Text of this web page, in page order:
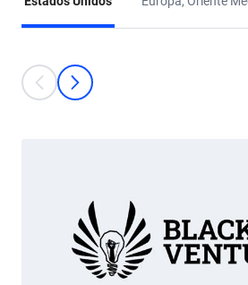
This is a carousel with individual cards.
anteriorSiguiente